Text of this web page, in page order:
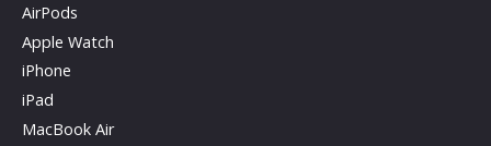
AirPods
Apple Watch
iPhone
iPad
MacBook Air